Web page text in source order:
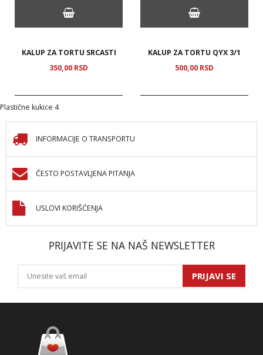
KALUP ZA TORTU SRCASTI
350,00 RSD
KALUP ZA TORTU QYX 3/1
500,00 RSD
Plastične kukice 4
INFORMACIJE O TRANSPORTU
ČESTO POSTAVLJENA PITANJA
USLOVI KORIŠĆENJA
PRIJAVITE SE NA NAŠ NEWSLETTER
PRIJAVI SE